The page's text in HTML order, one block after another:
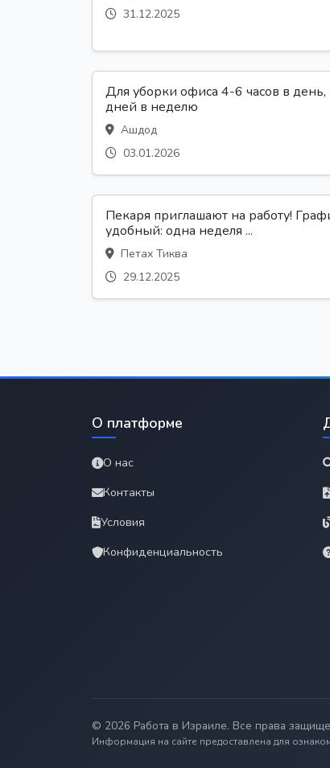
31.12.2025
Для уборки офиса 4-6 часов в день,
дней в неделю
Ашдод
03.01.2026
Пекаря приглашают на работу!
удобный: одна неделя ...
Петах Тиква
29.12.2025
О платформе
О нас
Контакты
Условия
Конфиденциальность
© 2026 Работа в Израиле. Все права
Информация на сайте предоставлена для